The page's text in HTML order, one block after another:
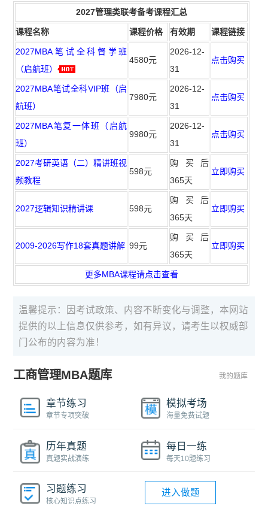
2027管理类联考备考课程汇总
课程名称 课程价格 有效期 课程链接
2027MBA笔试全科督学班
（启航班）
4580元
2026-12-
31
点击购买
2027MBA笔试全科VIP班（启
航班）
7980元
2026-12-
31
点击购买
2027MBA笔复一体班（启航
班）
9980元
2026-12-
31
点击购买
2027考研英语（二）精讲班视
频教程
598元
购买后
365天
立即购买
2027逻辑知识精讲课 598元
购买后
365天
立即购买
2009-2026写作18套真题讲解 99元
购买后
365天
立即购买
更多MBA课程请点击查看
温馨提示：因考试政策、内容不断变化与调整，本网站
提供的以上信息仅供参考，如有异议，请考生以权威部
门公布的内容为准！
工商管理MBA题库 我的题库
章节练习
章节专项突破
模拟考场
海量免费试题
历年真题
真题实战演练
每日一练
每天10题练习
习题练习
核心知识点练习
进入做题